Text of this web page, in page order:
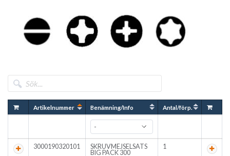
Artikelnummer Benämning/Info Antal/förp.
3000190320101
SKRUVMEJSELSATS
BIG PACK 300
1